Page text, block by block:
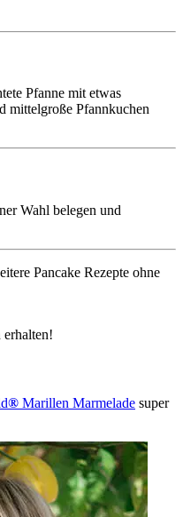
Pfanne mit etwas
mittelgroße Pfannkuchen
Wahl belegen und
Pancake Rezepte ohne
erhalten!
® Marillen Marmelade super